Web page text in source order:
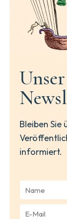
Bleiben Sie
informiert.
m